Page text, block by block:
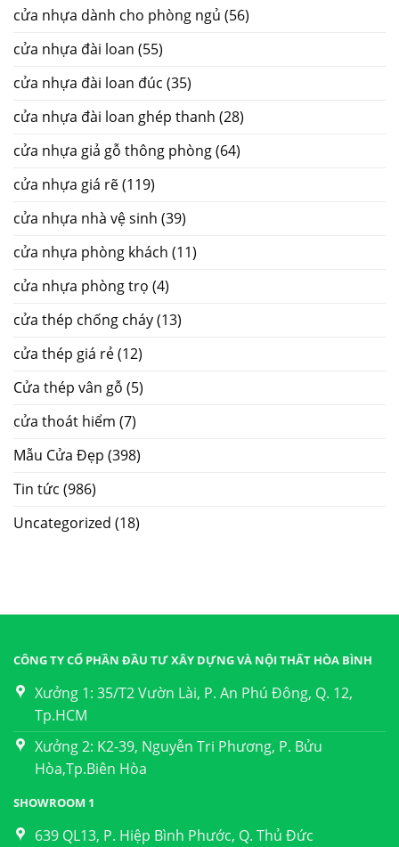
cửa nhựa dành cho phòng ngủ (56)
cửa nhựa đài loan (55)
cửa nhựa đài loan đúc (35)
cửa nhựa đài loan ghép thanh (28)
cửa nhựa giả gỗ thông phòng(64)
cửa nhựa giá rẽ(119)
cửa nhựa nhà vệ sinh (39)
cửa nhựa phòng khách (11)
cửa nhựa phòng trọ (4)
cửa thép chống cháy(13)
cửa thép giá rẻ(12)
Cửa thép vân gỗ (5)
cửa thoát hiểm (7)
Mẫu Cửa Đẹp (398)
Tin tức (986)
Uncategorized (18)
CÔNG TY CỔ PHẦN ĐẦU TƯ XÂY DỰNG VÀ NỘI THẤT HÒA BÌNH
Xưởng 1: 35/T2 Vườn Lài, P. An Phú Đông, Q. 12,
Tp.HCM
Xưởng 2: K2-39, Nguyễn Tri Phương, P. Bửu
Hòa,Tp.Biên Hòa
SHOWROOM 1
639 QL13, P. Hiệp Bình Phước, Q. Thủ Đức